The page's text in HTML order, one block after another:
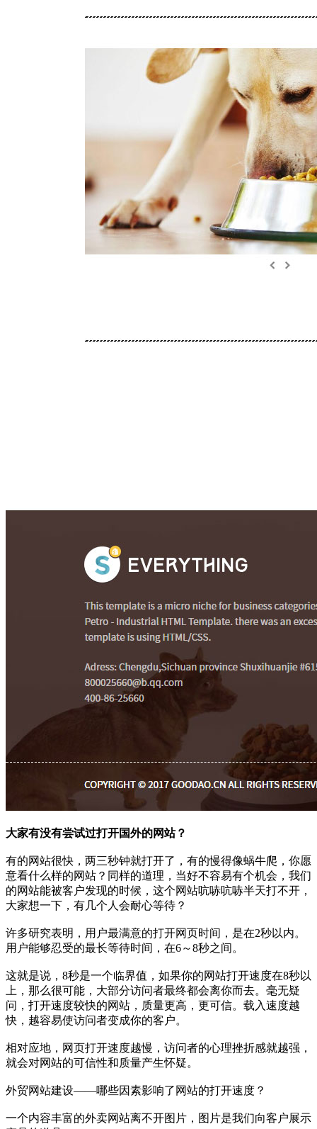
大家有没有尝试过打开国外的网站？
有的网站很快，两三秒钟就打开了，有的慢得像蜗牛爬，你愿
意看什么样的网站？同样的道理，当好不容易有个机会，我们
的网站能被客户发现的时候，这个网站吭哧吭哧半天打不开，
大家想一下，有几个人会耐心等待？
许多研究表明，用户最满意的打开网页时间，是在2秒以内。
用户能够忍受的最长等待时间，在6～8秒之间。
这就是说，8秒是一个临界值，如果你的网站打开速度在8秒以
上，那么很可能，大部分访问者最终都会离你而去。毫无疑
问，打开速度较快的网站，质量更高，更可信。载入速度越
快，越容易使访问者变成你的客户。
相对应地，网页打开速度越慢，访问者的心理挫折感就越强，
就会对网站的可信性和质量产生怀疑。
外贸网站建设——哪些因素影响了网站的打开速度？
一个内容丰富的外卖网站离不开图片，图片是我们向客户展示